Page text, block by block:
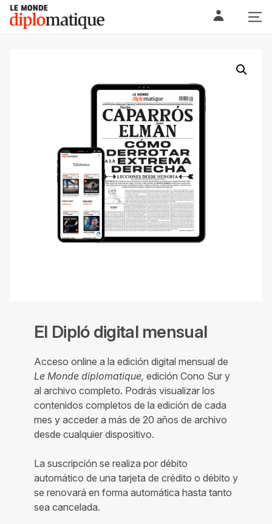
Skip
content
Le monde diplomatique
El Dipló digital mensual
Acceso online a la edición digital mensual de
Le Monde diplomatique, edición Cono Sur y
al archivo completo. Podrás visualizar los
contenidos completos de la edición de cada
mes y acceder a más de 20 años de archivo
desde cualquier dispositivo.
La suscripción se realiza por débito
automático de una tarjeta de crédito o débito y
se renovará en forma automática hasta tanto
sea cancelada.